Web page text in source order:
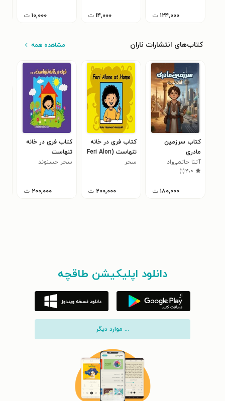
۱۲۴,۰۰۰ ت ۱۴,۰۰۰ ت ۱۰,۰۰۰ ت
کتاب‌های انتشارات ناران مشاهده همه
کتاب سرزمین
مادری
آتنا حاتمی‌راد
۴٫۰(۱)
۱۸۰,۰۰۰ ت
کتاب فری در خانه
تنهاست (Feri Alon
at Home)
سحر
۲۰۰,۰۰۰ ت
کتاب فری در خانه
تنهاست
سحر حسنوند
۲۰۰,۰۰۰ ت
دانلود اپلیکیشن طاقچه
... موارد دیگر